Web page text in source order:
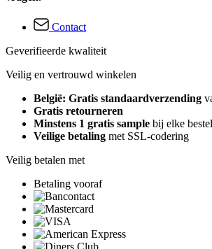
Contact
Geverifieerde kwaliteit
Veilig en vertrouwd winkelen
België: Gratis standaardverzending
Gratis retourneren
Minstens 1 gratis sample bij elke
Veilige betaling met SSL-codering
Veilig betalen met
Betaling vooraf